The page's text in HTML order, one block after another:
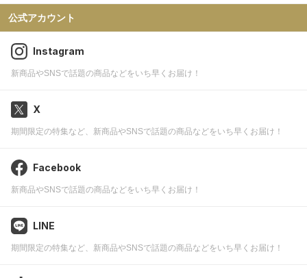
公式アカウント
Instagram
新商品やSNSで話題の商品などをいち早くお届け！
X
期間限定の特集など、新商品やSNSで話題の商品などをいち早くお届け！
Facebook
新商品やSNSで話題の商品などをいち早くお届け！
LINE
期間限定の特集など、新商品やSNSで話題の商品などをいち早くお届け！